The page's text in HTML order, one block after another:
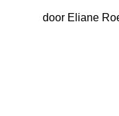
door Eliane